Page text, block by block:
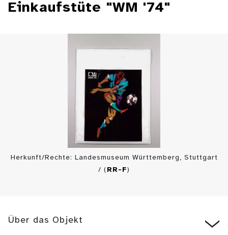
Einkaufstüte "WM '74"
Herkunft/Rechte: Landesmuseum Württemberg, Stuttgart
/ ( RR-F)
Über das Objekt